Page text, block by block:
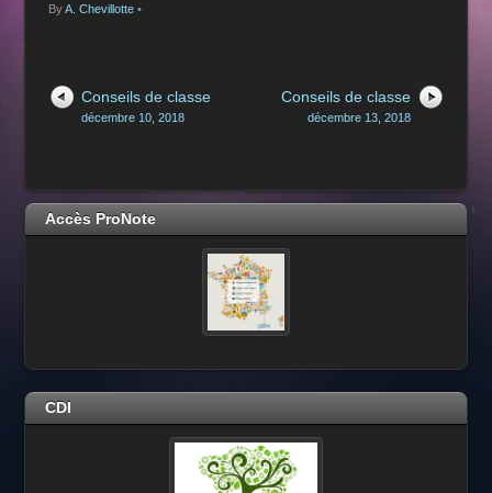
ByA. Chevillotte•
Conseils de classe
décembre 10, 2018
Conseils de classe
décembre 13, 2018
Accès ProNote
CDI